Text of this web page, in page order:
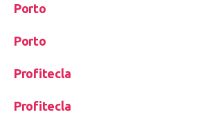
Porto
Porto
Profitecla
Profitecla